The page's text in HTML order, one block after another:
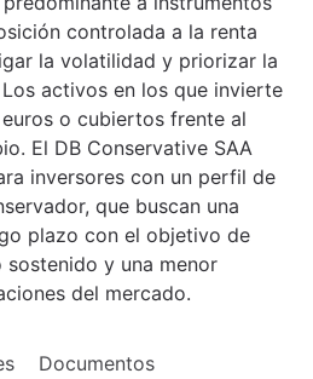
controlada a la renta
la volatilidad y priorizar la
activos en los que invierte
o cubiertos frente al
El DB Conservative SAA
inversores con un perfil de
que buscan una
plazo con el objetivo de
y una menor
del mercado.
Documentos